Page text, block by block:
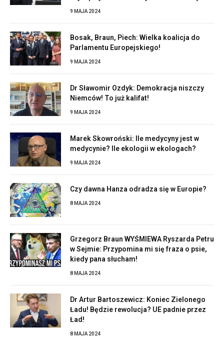
9 MAJA 2024
Bosak, Braun, Piech: Wielka koalicja do
Parlamentu Europejskiego!
9 MAJA 2024
Dr Sławomir Ozdyk: Demokracja niszczy
Niemców! To już kalifat!
9 MAJA 2024
Marek Skowroński: Ile medycyny jest w
medycynie? Ile ekologii w ekologach?
9 MAJA 2024
Czy dawna Hanza odradza się w Europie?
8 MAJA 2024
Grzegorz Braun WYŚMIEWA Ryszarda Petru
w Sejmie: Przypomina mi się fraza o psie,
kiedy pana słucham!
8 MAJA 2024
Dr Artur Bartoszewicz: Koniec Zielonego
Ładu! Będzie rewolucja? UE padnie przez
Ład!
8 MAJA 2024